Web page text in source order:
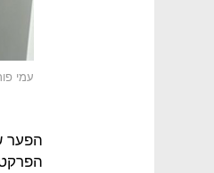
עמי
הפער